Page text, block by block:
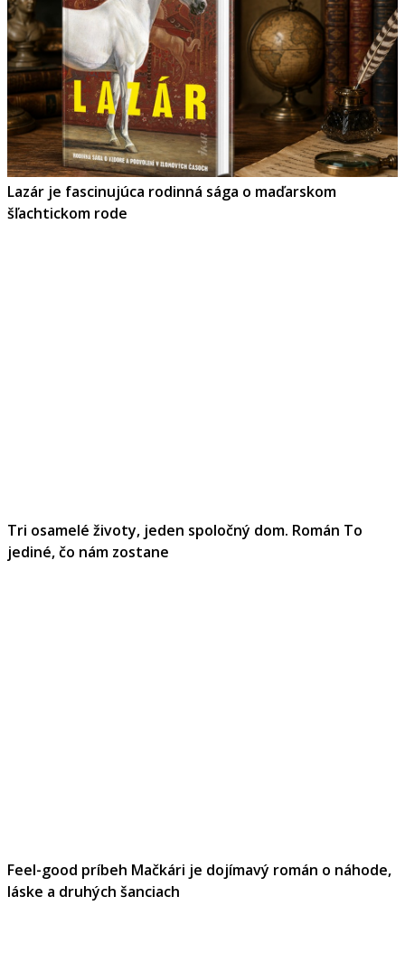
Lazár je fascinujúca rodinná sága o maďarskom
šľachtickom rode
Tri osamelé životy, jeden spoločný dom. Román To
jediné, čo nám zostane
Feel-good príbeh Mačkári je dojímavý román o náhode,
láske a druhých šanciach